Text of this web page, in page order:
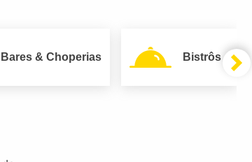
Bares & Choperias Bistrôs